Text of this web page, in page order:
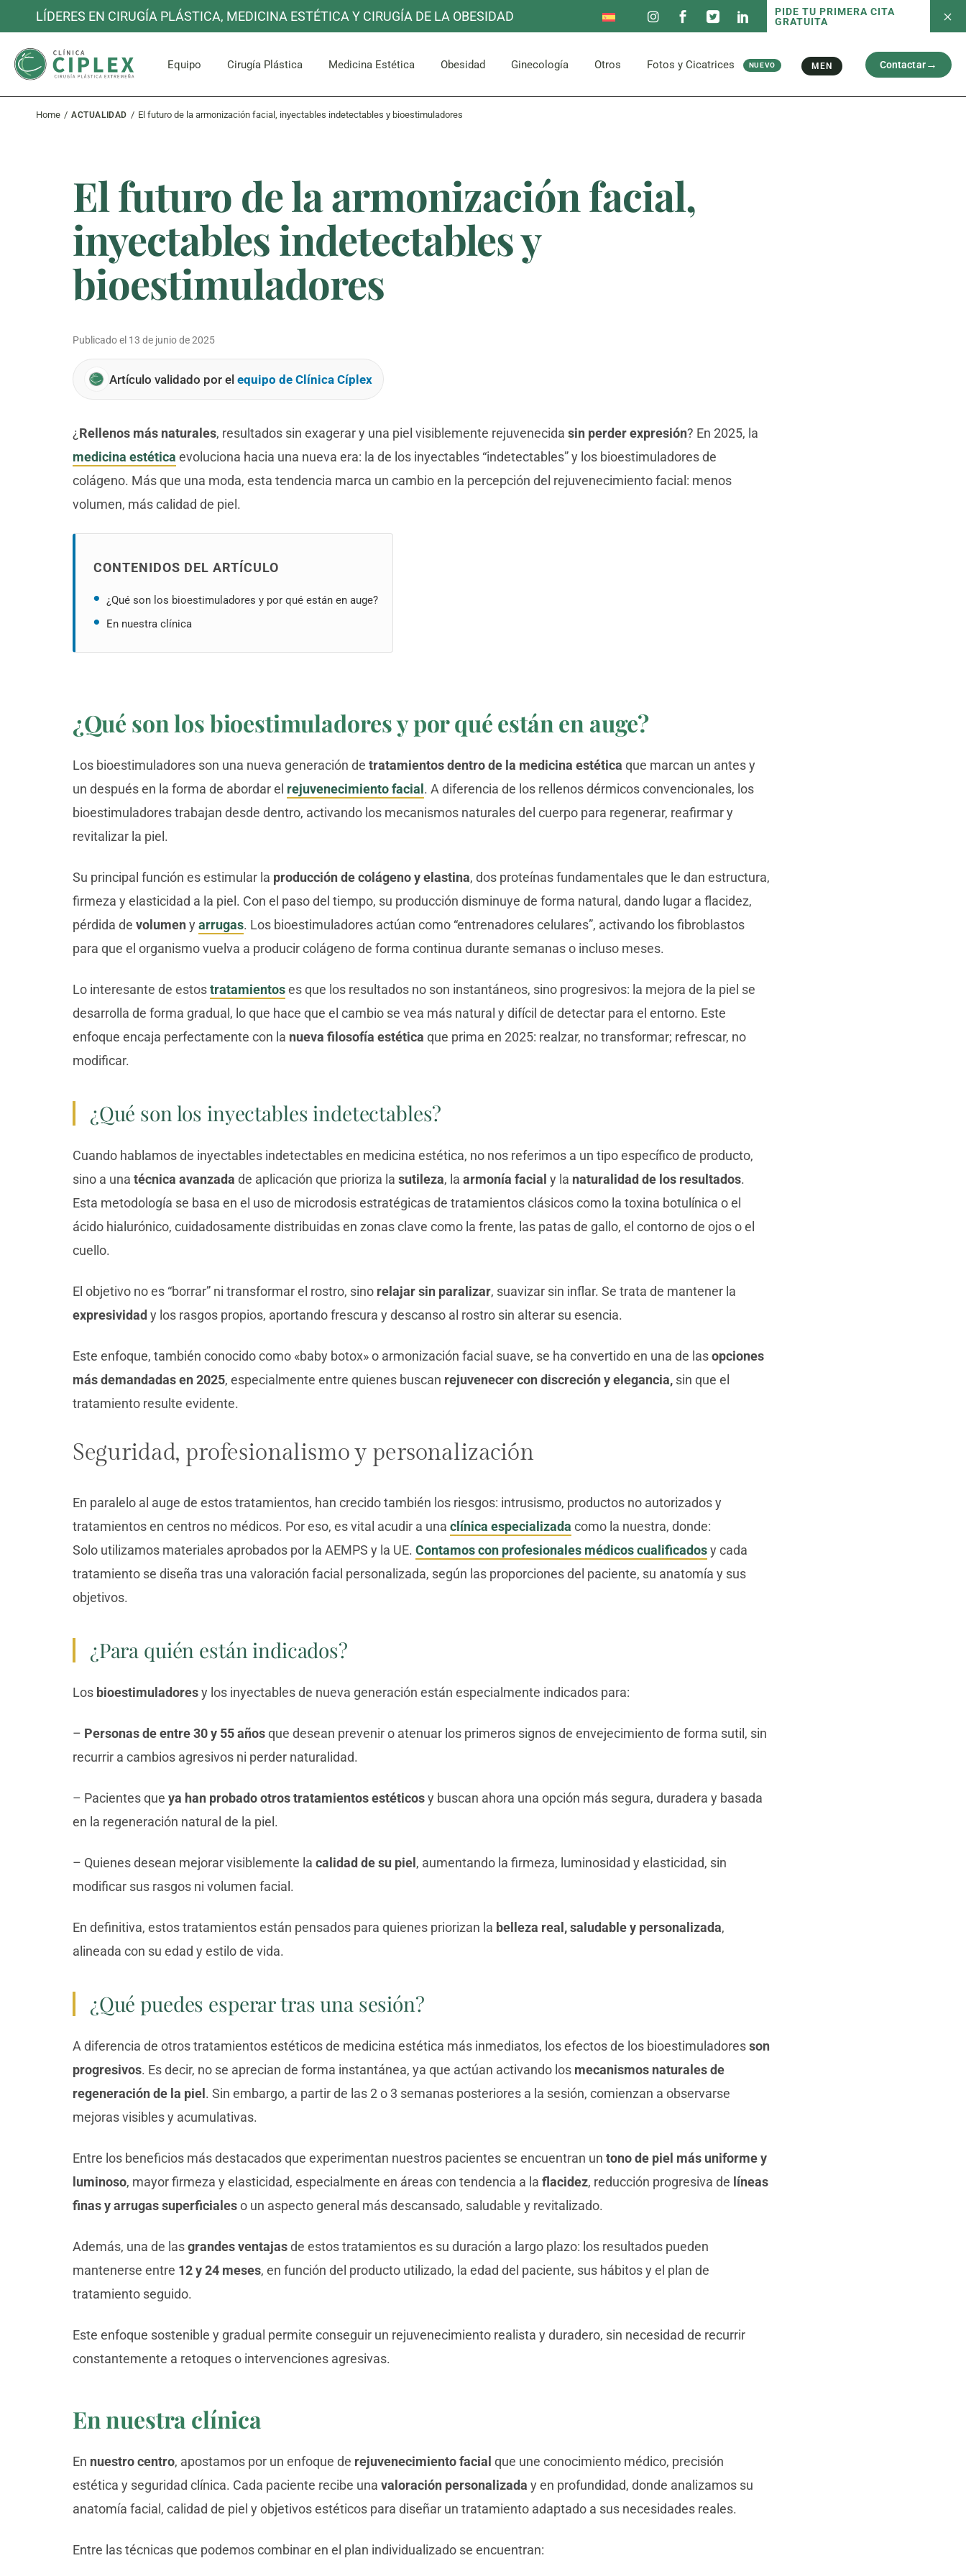
the
LÍDERES EN CIRUGÍA PLÁSTICA, MEDICINA ESTÉTICA Y CIRUGÍA DE LA OBESIDAD
PIDE TU PRIMERA CITA
GRATUITA
Equipo Cirugía Plástica
Abdomen y Glúteos
Medicina Estética Obesidad
Reducción de Estómago
Ginecología Otros Fotos y Cicatrices NUEVO MEN Contactar
Mama
Brazos y Piernas
Reducción de Estómago
Bypass Gástrico
Otros serviciosFotos antes/después
Home ACTUALIDAD El futuro de la armonización facial, inyectables indetectables y bioestimuladores
El futuro de la armonización facial,
inyectables indetectables y
bioestimuladores
Publicado el 13 de junio de 2025
Artículo validado por el equipo de Clínica Cíplex
¿Rellenos más naturales, resultados sin exagerar y una piel visiblemente rejuvenecida sin perder expresión? En 2025, la
medicina estética evoluciona hacia una nueva era: la de los inyectables “indetectables” y los bioestimuladores de
colágeno. Más que una moda, esta tendencia marca un cambio en la percepción del rejuvenecimiento facial: menos
volumen, más calidad de piel.
CONTENIDOS DEL ARTÍCULO
¿Qué son los bioestimuladores y por qué están en auge?
En nuestra clínica
¿Qué son los bioestimuladores y por qué están en auge?
Los bioestimuladores son una nueva generación de tratamientos dentro de la medicina estética que marcan un antes y
un después en la forma de abordar el rejuvenecimiento facial . A diferencia de los rellenos dérmicos convencionales, los
bioestimuladores trabajan desde dentro, activando los mecanismos naturales del cuerpo para regenerar, reafirmar y
revitalizar la piel.
Su principal función es estimular la producción de colágeno y elastina, dos proteínas fundamentales que le dan estructura,
firmeza y elasticidad a la piel. Con el paso del tiempo, su producción disminuye de forma natural, dando lugar a flacidez,
pérdida de volumenyarrugas. Los bioestimuladores actúan como “entrenadores celulares”, activando los fibroblastos
para que el organismo vuelva a producir colágeno de forma continua durante semanas o incluso meses.
Lo interesante de estostratamientoses que los resultados no son instantáneos, sino progresivos: la mejora de la piel se
desarrolla de forma gradual, lo que hace que el cambio se vea más natural y difícil de detectar para el entorno. Este
enfoque encaja perfectamente con la nueva filosofía estética que prima en 2025: realzar, no transformar; refrescar, no
modificar.
¿Qué son los inyectables indetectables?
Cuando hablamos de inyectables indetectables en medicina estética, no nos referimos a un tipo específico de producto,
sino a una técnica avanzada de aplicación que prioriza la sutileza, la armonía facial y la naturalidad de los resultados.
Esta metodología se basa en el uso de microdosis estratégicas de tratamientos clásicos como la toxina botulínica o el
ácido hialurónico, cuidadosamente distribuidas en zonas clave como la frente, las patas de gallo, el contorno de ojos o el
cuello.
El objetivo no es “borrar” ni transformar el rostro, sino relajar sin paralizar, suavizar sin inflar. Se trata de mantener la
expresividad y los rasgos propios, aportando frescura y descanso al rostro sin alterar su esencia.
Este enfoque, también conocido como «baby botox» o armonización facial suave, se ha convertido en una de lasopciones
más demandadas en 2025, especialmente entre quienes buscan rejuvenecer con discreción y elegancia,sin que el
tratamiento resulte evidente.
Seguridad, profesionalismo y personalización
En paralelo al auge de estos tratamientos, han crecido también los riesgos: intrusismo, productos no autorizados y
tratamientos en centros no médicos. Por eso, es vital acudir a una clínica especializada como la nuestra, donde:
Solo utilizamos materiales aprobados por la AEMPS y la UE. Contamos con profesionales médicos cualificadosy cada
tratamiento se diseña tras una valoración facial personalizada, según las proporciones del paciente, su anatomía y sus
objetivos.
¿Para quién están indicados?
Los bioestimuladoresy los inyectables de nueva generación están especialmente indicados para:
– Personas de entre 30 y 55 añosque desean prevenir o atenuar los primeros signos de envejecimiento de forma sutil, sin
recurrir a cambios agresivos ni perder naturalidad.
– Pacientes que ya han probado otros tratamientos estéticosy buscan ahora una opción más segura, duradera y basada
en la regeneración natural de la piel.
– Quienes desean mejorar visiblemente la calidad de su piel , aumentando la firmeza, luminosidad y elasticidad, sin
modificar sus rasgos ni volumen facial.
En definitiva, estos tratamientos están pensados para quienes priorizan la belleza real, saludable y personalizada,
alineada con su edad y estilo de vida.
¿Qué puedes esperar tras una sesión?
A diferencia de otros tratamientos estéticos de medicina estética más inmediatos, los efectos de los bioestimuladoresson
progresivos. Es decir, no se aprecian de forma instantánea, ya que actúan activando los mecanismos naturales de
regeneración de la piel . Sin embargo, a partir de las 2 o 3 semanas posteriores a la sesión, comienzan a observarse
mejoras visibles y acumulativas.
Entre los beneficios más destacados que experimentan nuestros pacientes se encuentran un tono de piel más uniforme y
luminoso, mayor firmeza y elasticidad, especialmente en áreas con tendencia a la flacidez, reducción progresiva de líneas
finas y arrugas superficialeso un aspecto general más descansado, saludable y revitalizado.
Además, una de lasgrandes ventajasde estos tratamientos es su duración a largo plazo: los resultados pueden
mantenerse entre 12 y 24 meses, en función del producto utilizado, la edad del paciente, sus hábitos y el plan de
tratamiento seguido.
Este enfoque sostenible y gradual permite conseguir un rejuvenecimiento realista y duradero, sin necesidad de recurrir
constantemente a retoques o intervenciones agresivas.
En nuestra clínica
En nuestro centro, apostamos por un enfoque de rejuvenecimiento facial que une conocimiento médico, precisión
estética y seguridad clínica. Cada paciente recibe una valoración personalizada y en profundidad, donde analizamos su
anatomía facial, calidad de piel y objetivos estéticos para diseñar un tratamiento adaptado a sus necesidades reales.
Entre las técnicas que podemos combinar en el plan individualizado se encuentran: